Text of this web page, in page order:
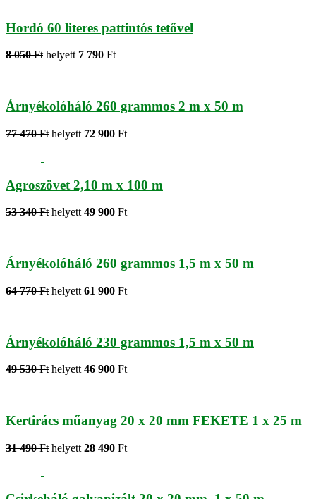
Hordó 60 literes pattintós tetővel
8 050 Fthelyett 7 790 Ft
Árnyékolóháló 260 grammos 2 m x 50 m
77 470 Ft helyett 72 900 Ft
Agroszövet 2,10 m x 100 m
53 340 Ft helyett 49 900 Ft
Árnyékolóháló 260 grammos 1,5 m x 50 m
64 770 Ft helyett 61 900 Ft
Árnyékolóháló 230 grammos 1,5 m x 50 m
49 530 Ft helyett 46 900 Ft
Kertirács műanyag 20 x 20 mm FEKETE 1 x 25 m
31 490 Ft helyett 28 490 Ft